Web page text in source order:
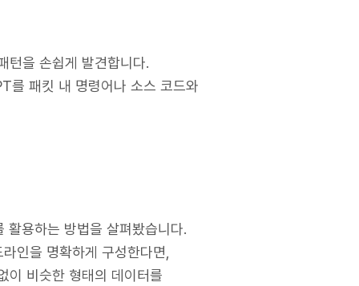
을 손쉽게 발견합니다.
를 패킷 내 명령어나 소스 코드와
용하는 방법을 살펴봤습니다.
인을 명확하게 구성한다면,
이 비슷한 형태의 데이터를